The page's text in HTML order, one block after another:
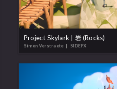
Project Skylark | 岩 (Rocks)
Simon Verstraete | SIDEFX